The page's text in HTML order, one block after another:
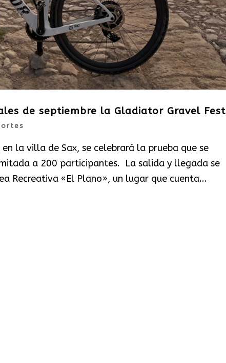
de septiembre la Gladiator Gravel Fest
la villa de Sax, se celebrará la prueba que se
a 200 participantes. La salida y llegada se
Recreativa «El Plano», un lugar que cuenta...